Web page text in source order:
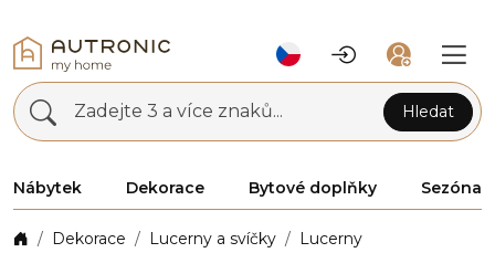
Zadejte 3 a více znaků... Hledat
Nábytek Dekorace Bytové doplňky Sezóna
Dekorace Lucerny a svíčky Lucerny